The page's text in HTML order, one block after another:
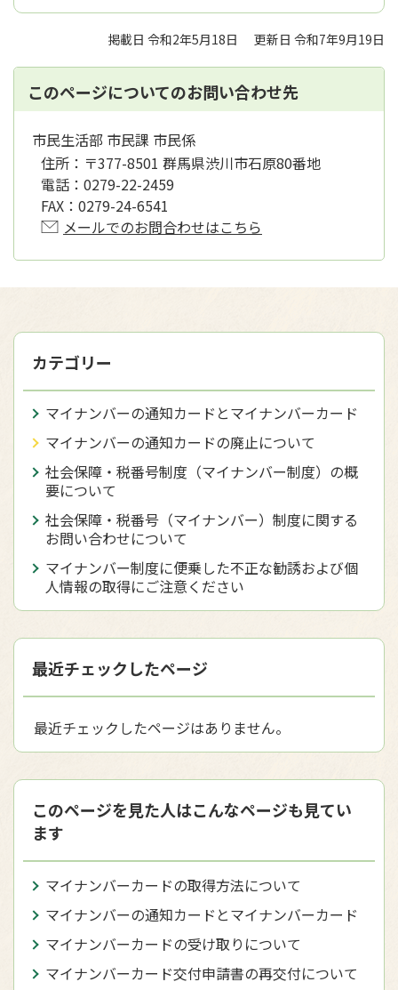
掲載日 令和2年5月18日 更新日 令和7年9月19日
このページについてのお問い合わせ先
市民生活部 市民課 市民係
住所： 〒377-8501 群馬県渋川市石原80番地
電話： 0279-22-2459
FAX： 0279-24-6541
メールでのお問合わせはこちら
カテゴリー
マイナンバーの通知カードとマイナンバーカード
マイナンバーの通知カードの廃止について
社会保障・税番号制度（マイナンバー制度）の概
要について
社会保障・税番号（マイナンバー）制度に関する
お問い合わせについて
マイナンバー制度に便乗した不正な勧誘および個
人情報の取得にご注意ください
最近チェックしたページ
最近チェックしたページはありません。
このページを見た人はこんなページも見てい
ます
マイナンバーカードの取得方法について
マイナンバーの通知カードとマイナンバーカード
マイナンバーカードの受け取りについて
マイナンバーカード交付申請書の再交付について